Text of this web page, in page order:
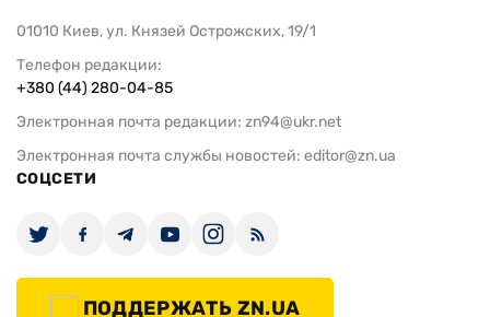
01010 Киев, ул. Князей Острожских, 19/1
Телефон редакции:
+380 (44) 280-04-85
Электронная почта редакции: zn94@ukr.net
Электронная почта службы новостей: editor@zn.ua
СОЦСЕТИ
ПОДДЕРЖАТЬ ZN.UA